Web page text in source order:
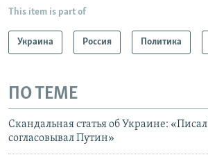
This item is part of
Украина Россия Политика
ПО ТЕМЕ
Скандальная статья об Украине:
согласовывал Путин»